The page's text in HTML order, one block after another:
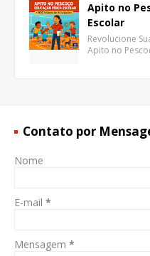
Apito no
Escolar
Revolucione
Apito no
Contato por
Nome
E-mail *
Mensagem *